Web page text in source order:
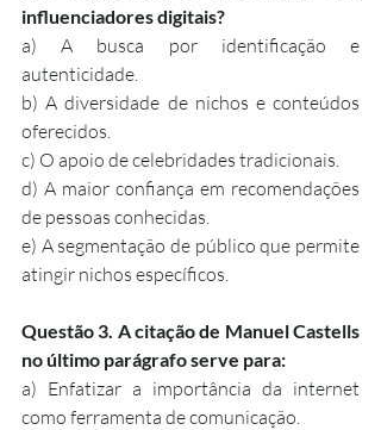
influenciadores digitais?
a) A busca por identificação e
autenticidade.
b) A diversidade de nichos e conteúdos
oferecidos.
c) O apoio de celebridades tradicionais.
d) A maior confiança em recomendações
de pessoas conhecidas.
e) A segmentação de público que permite
atingir nichos específicos.
Questão 3. A citação de Manuel Castells
no último parágrafo serve para:
a) Enfatizar a importância da internet
como ferramenta de comunicação.